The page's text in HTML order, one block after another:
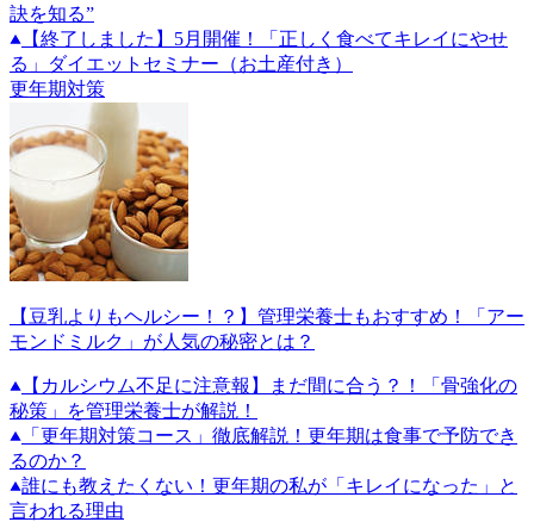
訣を知る”
【終了しました】5月開催！「正しく食べてキレイにやせ
る」ダイエットセミナー（お土産付き）
更年期対策
【豆乳よりもヘルシー！？】管理栄養士もおすすめ！「アー
モンドミルク」が人気の秘密とは？
【カルシウム不足に注意報】まだ間に合う？！「骨強化の
秘策」を管理栄養士が解説！
「更年期対策コース」徹底解説！更年期は食事で予防でき
るのか？
誰にも教えたくない！更年期の私が「キレイになった」と
言われる理由